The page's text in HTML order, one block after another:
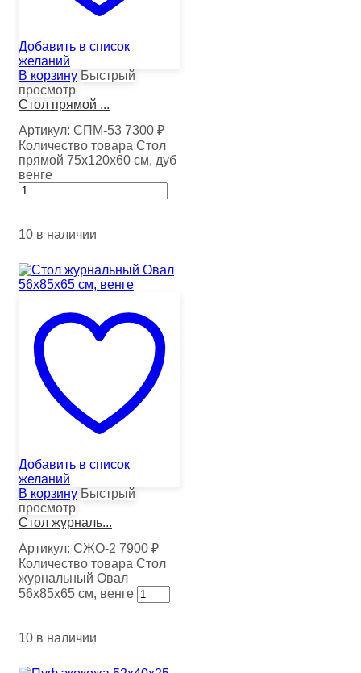
Добавить в список
желаний
В корзину Быстрый
просмотр
Стол прямой ...
Артикул: СПМ-53 7300 ₽
Количество товара Стол
прямой 75х120х60 см, дуб
венге
10 в наличии
Добавить в список
желаний
В корзину Быстрый
просмотр
Стол журналь...
Артикул: СЖО-2 7900 ₽
Количество товара Стол
журнальный Овал
56х85х65 см, венге
10 в наличии